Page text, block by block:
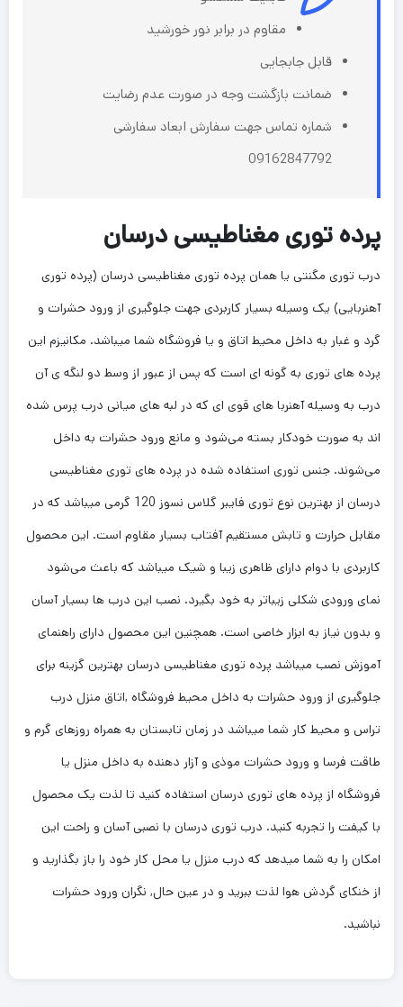
مقاوم در برابر نور خورشید
قابل جابجایی
ضمانت بازگشت وجه در صورت عدم رضایت
شماره تماس جهت سفارش ابعاد سفارشی
09162847792
پرده توری مغناطیسی درسان
درب توری مگنتی یا همان پرده توری مغناطیسی درسان (پرده توری
آهنربایی) یک وسیله بسیار کاربردی جهت جلوگیری از ورود حشرات و
گرد و غبار به داخل محیط اتاق و یا فروشگاه شما میباشد. مکانیزم این
پرده های توری به گونه ای است که پس از عبور از وسط دو لنگه ی آن
درب به وسیله آهنربا های قوی ای که در لبه های میانی درب پرس شده
اند به صورت خودکار بسته می‌شود و مانع ورود حشرات به داخل
می‌شوند. جنس توری استفاده شده در پرده های توری مغناطیسی
درسان از بهترین نوع توری فایبر گلاس نسوز 120 گرمی میباشد که در
مقابل حرارت و تابش مستقیم آفتاب بسیار مقاوم است. این محصول
کاربردی با دوام دارای ظاهری زیبا و شیک میباشد که باعث می‌شود
نمای ورودی شکلی زیباتر به خود بگیرد. نصب این درب ها بسیار آسان
و بدون نیاز به ابزار خاصی است. همچنین این محصول دارای راهنمای
آموزش نصب میباشد پرده توری مغناطیسی درسان بهترین گزینه برای
جلوگیری از ورود حشرات به داخل محیط فروشگاه ,اتاق منزل درب
تراس و محیط کار شما میباشد در زمان تابستان به همراه روزهای گرم و
طاقت فرسا و ورود حشرات موذی و آزار دهنده به داخل منزل یا
فروشگاه از پرده های توری درسان استفاده کنید تا لذت یک محصول
با کیفت را تجربه کنید. درب توری درسان با نصبی آسان و راحت این
امکان را به شما میدهد که درب منزل یا محل کار خود را باز بگذارید و
از خنکای گردش هوا لذت ببرید و در عین حال, نگران ورود حشرات
نباشید.